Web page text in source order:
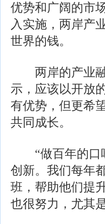
优势和广阔的市
入实施，两岸产
世界的钱。
两岸的产业融
示，应该以开放
有优势，但更希
共同成长。
“做百年的口
创新。我们每年
班，帮助他们提
也很努力，尤其